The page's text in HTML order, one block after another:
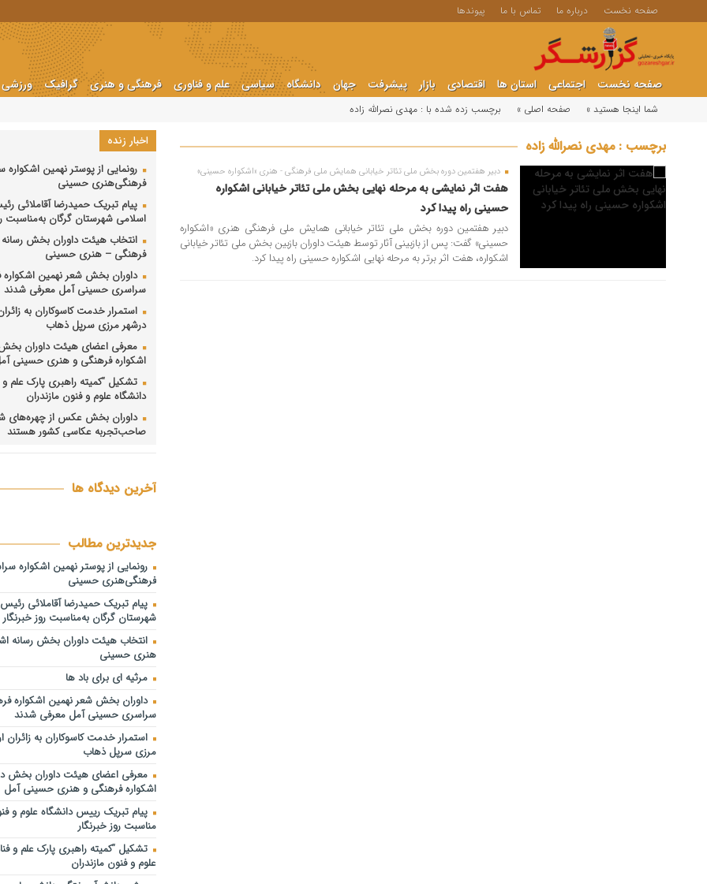
صفحه نخست درباره ما تماس با ما پیوندها
صفحه نخست اجتماعی استان ها اقتصادی بازار پیشرفت جهان دانشگاه سیاسی علم و فناوری فرهنگی و هنری گرافیک ورزشی
شما اینجا هستید » صفحه اصلی » برچسب زده شده با : مهدی نصرالله زاده
برچسب : مهدی نصرالله زاده
دبیر هفتمین دوره بخش ملی تئاتر خیابانی همایش ملی فرهنگی - هنری «اشکواره حسینی»
هفت اثر نمایشی به مرحله نهایی بخش ملی تئاتر خیابانی اشکواره
حسینی راه پیدا کرد
دبیر هفتمین دوره بخش ملی تئاتر خیابانی همایش ملی فرهنگی هنری «اشکواره
حسینی» گفت: پس از بازبینی آثار توسط هیئت داوران بازبین بخش ملی تئاتر خیابانی
اشکواره، هفت اثر برتر به مرحله نهایی اشکواره حسینی راه پیدا کرد.
اخبار زنده
رونمایی از پوستر نهمین
فرهنگی‌هنری حسینی
پیام تبریک حمیدرضا آقاملائی
اسلامی شهرستان گرگان به‌مناسبت
انتخاب هیئت داوران بخش رسانه
فرهنگی‌ – هنری حسینی
داوران بخش شعر نهمین
سراسری حسینی آمل معرفی شدند
استمرار خدمت کاسوکاران به
درشهر مرزی سرپل ذهاب
معرفی اعضای هیئت داوران
اشکواره فرهنگی و هنری حسینی
تشکیل “کمیته راهبری پارک علم و
دانشگاه علوم و فنون مازندران
داوران بخش عکس از
صاحب‌تجربه عکاسی کشور هستند
فرهنگ را به سرمایه توسعه تبدیل
فیاضی: هم‌افزایی مدیران، حلقه
چالش‌های مازندران است/ ترک فعل
خاک و برنج باید پیگیری شود
مدیران، حلقه مفقوده حل چالش‌های
است/ ترک فعل در حوزه آب، خاک و
پیگیری شود
انتصاب دبیر نهمین اشکواره
هنری حسینی آمل
اشکواره حسینی از رویدادهای
جریان‌ساز فرهنگی است
نشست هماهنگی و هم‌اندیشی
فرهنگی‌هنری حسینی برگزار شد
برای وطن…
دانشگاه علوم و فنون مازندران؛
آزمون سراسری کارشناسی‌ ارشد سال
اسلامی:بازنشستگان شناسنامه
یک ملت هستند
تولید ۱۵ هزار تن کلزا در مازندران
ترافیک روان در محورهای مواصلاتی
آخرین دیدگاه ها
جدیدترین مطالب
رونمایی از پوستر نهمین اشکواره
فرهنگی‌هنری حسینی
پیام تبریک حمیدرضا آقاملائی
شهرستان گرگان به‌مناسبت روز خبرنگار
انتخاب هیئت داوران بخش رسانه
هنری حسینی
مرثیه ای برای باد ها
داوران بخش شعر نهمین اشکواره
سراسری حسینی آمل معرفی شدند
استمرار خدمت کاسوکاران به زائران
مرزی سرپل ذهاب
معرفی اعضای هیئت داوران بخش
اشکواره فرهنگی و هنری حسینی آمل
پیام تبریک رییس دانشگاه علوم و
مناسبت روز خبرنگار
تشکیل “کمیته راهبری پارک علم و
علوم و فنون مازندران